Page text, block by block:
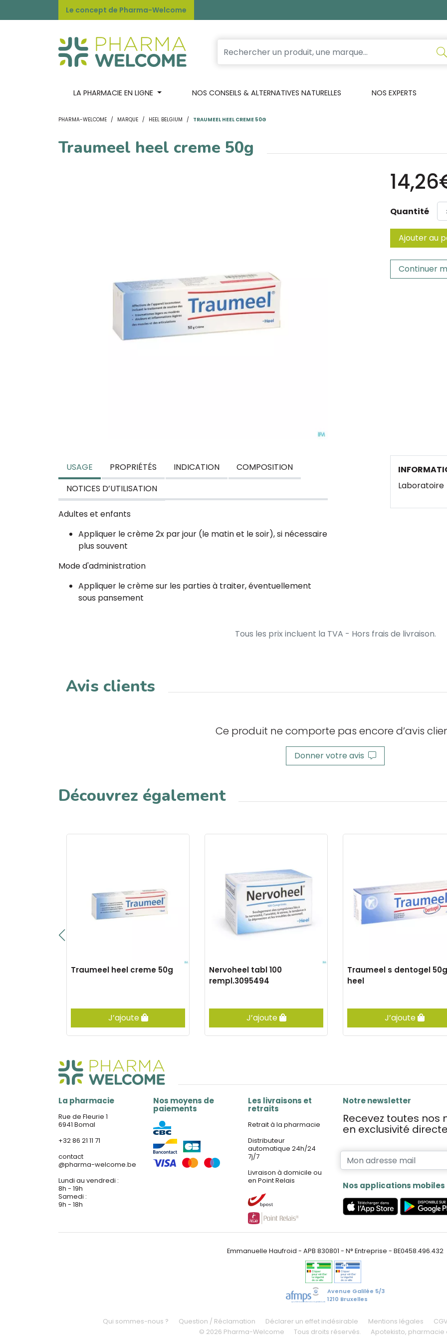
Le concept de Pharma-Welcome
LA PHARMACIE EN LIGNE NOS CONSEILS & ALTERNATIVES NATURELLES NOS EXPERTS
PHARMA-WELCOME MARQUE HEEL BELGIUM TRAUMEEL HEEL CREME 50G
Traumeel heel creme 50g
Quantité
Ajouter au
Continuer
USAGE PROPRIÉTÉS INDICATION
COMPOSITION
NOTICES D’UTILISATION
Adultes et enfants
Appliquer le crème 2x par jour (le matin et le soir), si nécessaire
plus souvent
Mode d'administration
Appliquer le crème sur les parties à traiter, éventuellement
sous pansement
Laboratoire
Tous les prix incluent la TVA - Hors frais de livraison.
Avis clients
Ce produit ne comporte pas encore d’avis
Donner votre avis
Découvrez également
Traumeel heel creme 50g
J’ajoute
Nervoheel tabl 100
rempl.3095494
J’ajoute
Traumeel s dentogel 50g
heel
J’ajoute
La pharmacie
Rue de Fleurie 1
6941 Bomal
+32 86 21 11 71
contact
@pharma-welcome.be
Lundi au vendredi :
8h - 19h
Samedi :
9h - 18h
Nos moyens de
paiements
Les livraisons et
retraits
Retrait à la pharmacie
Distributeur
automatique 24h/24
7j/7
Livraison à domicile ou
en Point Relais
Notre newsletter
Recevez toutes
en exclusivité
Nos applications mobiles
Emmanuelle Haufroid - APB 830801 - N° Entreprise - BE0458.496.432
Avenue Galilée 5/3
1210 Bruxelles
Qui sommes-nous ? Question / Réclamation Déclarer un effet indésirable Mentions légales
© 2026 Pharma-Welcome
Tous droits réservés. Apotekisto, pharmacie